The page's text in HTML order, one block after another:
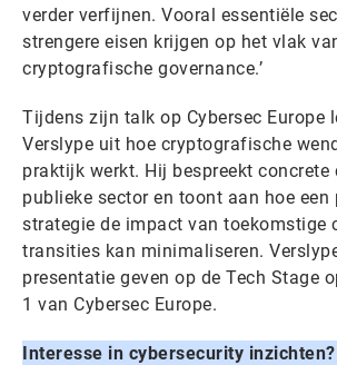
verder verfijnen. Vooral essentiële
strengere eisen krijgen op het vlak
cryptografische governance.’
Tijdens zijn talk op Cybersec Europe
Verslype uit hoe cryptografische
praktijk werkt. Hij bespreekt concrete
publieke sector en toont aan hoe een
strategie de impact van toekomstige
transities kan minimaliseren.
presentatie geven op de Tech Stage
1 van Cybersec Europe.
Interesse in cybersecurity